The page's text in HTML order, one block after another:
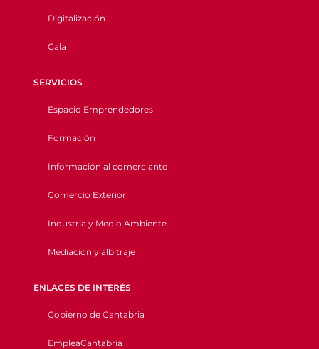
Digitalización
Gala
SERVICIOS
Espacio Emprendedores
Formación
Información al comerciante
Comercio Exterior
Industria y Medio Ambiente
Mediación y albitraje
ENLACES DE INTERÉS
Gobierno de Cantabria
EmpleaCantabria